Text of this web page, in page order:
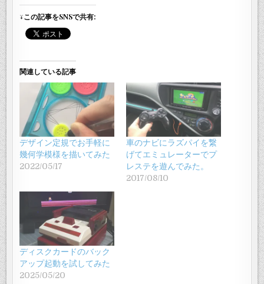
↓この記事をSNSで共有:
関連している記事
デザイン定規でお手軽に
幾何学模様を描いてみた
2022/05/17
車のナビにラズパイを繋
げてエミュレーターでプ
レステを遊んでみた。
2017/08/10
ディスクカードのバック
アップ起動を試してみた
2025/05/20